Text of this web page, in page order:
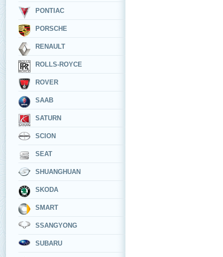
PONTIAC
PORSCHE
RENAULT
ROLLS-ROYCE
ROVER
SAAB
SATURN
SCION
SEAT
SHUANGHUAN
SKODA
SMART
SSANGYONG
SUBARU